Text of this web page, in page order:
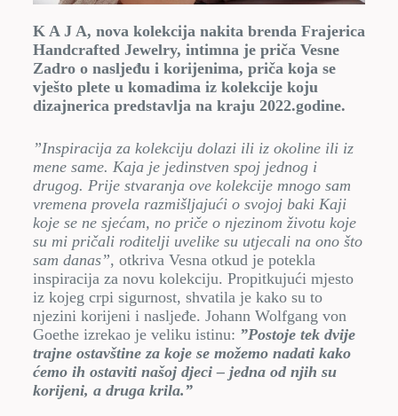
K A J A, nova kolekcija nakita brenda Frajerica
Handcrafted Jewelry, intimna je priča Vesne
Zadro o nasljeđu i korijenima, priča koja se
vješto plete u komadima iz kolekcije koju
dizajnerica predstavlja na kraju 2022.godine.
”Inspiracija za kolekciju dolazi ili iz okoline ili iz
mene same. Kaja je jedinstven spoj jednog i
drugog. Prije stvaranja ove kolekcije mnogo sam
vremena provela razmišljajući o svojoj baki Kaji
koje se ne sjećam, no priče o njezinom životu koje
su mi pričali roditelji uvelike su utjecali na ono što
sam danas”, otkriva Vesna otkud je potekla
inspiracija za novu kolekciju. Propitkujući mjesto
iz kojeg crpi sigurnost, shvatila je kako su to
njezini korijeni i nasljeđe. Johann Wolfgang von
Goethe izrekao je veliku istinu: ”Postoje tek dvije
trajne ostavštine za koje se možemo nadati kako
ćemo ih ostaviti našoj djeci – jedna od njih su
korijeni, a druga krila.”